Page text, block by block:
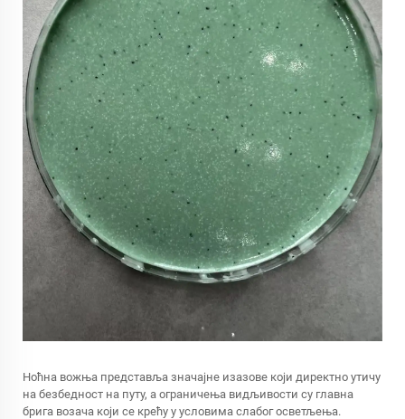
Ноћна вожња представља значајне изазове који директно утичу
на безбедност на путу, а ограничења видљивости су главна
брига возача који се крећу у условима слабог осветљења.